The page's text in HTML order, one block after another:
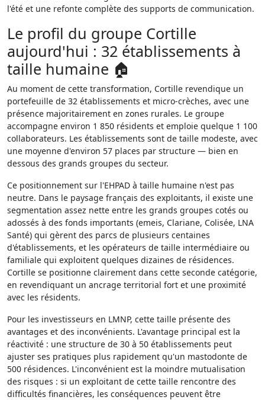
l'été et une refonte complète des supports de communication.
Le profil du groupe Cortille
aujourd'hui : 32 établissements à
taille humaine 🏠
Au moment de cette transformation, Cortille revendique un
portefeuille de 32 établissements et micro-crèches, avec une
présence majoritairement en zones rurales. Le groupe
accompagne environ 1 850 résidents et emploie quelque 1 100
collaborateurs. Les établissements sont de taille modeste, avec
une moyenne d'environ 57 places par structure — bien en
dessous des grands groupes du secteur.
Ce positionnement sur l'EHPAD à taille humaine n'est pas
neutre. Dans le paysage français des exploitants, il existe une
segmentation assez nette entre les grands groupes cotés ou
adossés à des fonds importants (emeis, Clariane, Colisée, LNA
Santé) qui gèrent des parcs de plusieurs centaines
d'établissements, et les opérateurs de taille intermédiaire ou
familiale qui exploitent quelques dizaines de résidences.
Cortille se positionne clairement dans cette seconde catégorie,
en revendiquant un ancrage territorial fort et une proximité
avec les résidents.
Pour les investisseurs en LMNP, cette taille présente des
avantages et des inconvénients. L'avantage principal est la
réactivité : une structure de 30 à 50 établissements peut
ajuster ses pratiques plus rapidement qu'un mastodonte de
500 résidences. L'inconvénient est la moindre mutualisation
des risques : si un exploitant de cette taille rencontre des
difficultés financières, les conséquences peuvent être